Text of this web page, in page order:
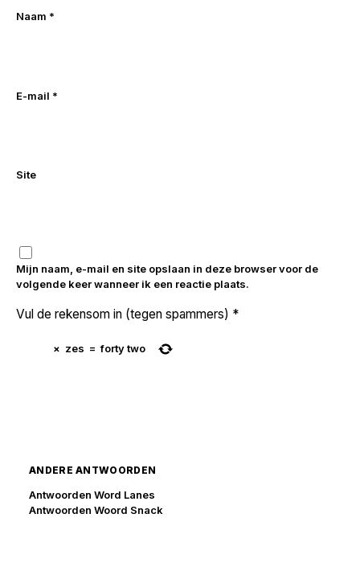
Naam *
E-mail *
Site
Mijn naam, e-mail en site opslaan in deze browser voor de
volgende keer wanneer ik een reactie plaats.
Vul de rekensom in (tegen spammers) *
× zes = forty two
ANDERE ANTWOORDEN
Antwoorden Word Lanes
Antwoorden Woord Snack